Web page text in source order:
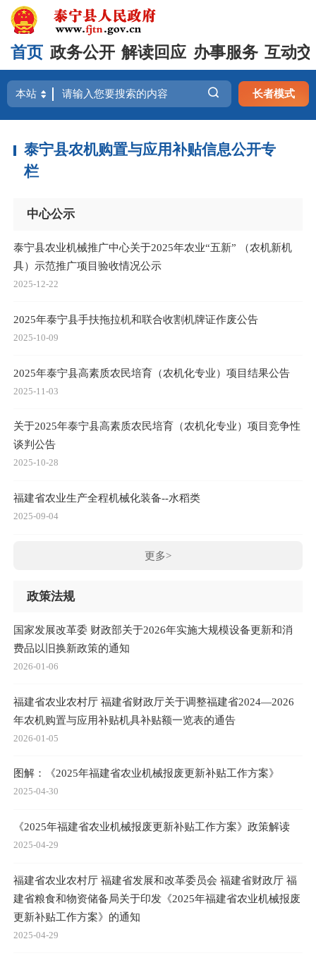
首页 政务公开 解读回应 办事服务 互动
长者模式
泰宁县农机购置与应用补贴信息公开专
栏
中心公示
泰宁县农业机械推广中心关于2025年农业“五新” （农机新机
具）示范推广项目验收情况公示
2025-12-22
2025年泰宁县手扶拖拉机和联合收割机牌证作废公告
2025-10-09
2025年泰宁县高素质农民培育（农机化专业）项目结果公告
2025-11-03
关于2025年泰宁县高素质农民培育（农机化专业）项目竞争性
谈判公告
2025-10-28
福建省农业生产全程机械化装备--水稻类
2025-09-04
更多>
政策法规
国家发展改革委 财政部关于2026年实施大规模设备更新和消
费品以旧换新政策的通知
2026-01-06
福建省农业农村厅 福建省财政厅关于调整福建省2024—2026
年农机购置与应用补贴机具补贴额一览表的通告
2026-01-05
图解：《2025年福建省农业机械报废更新补贴工作方案》
2025-04-30
《2025年福建省农业机械报废更新补贴工作方案》政策解读
2025-04-29
福建省农业农村厅 福建省发展和改革委员会 福建省财政厅 福
建省粮食和物资储备局关于印发《2025年福建省农业机械报废
更新补贴工作方案》的通知
2025-04-29